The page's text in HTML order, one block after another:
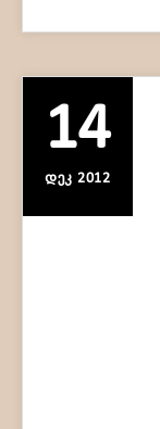
14
ᲓᲔᲙ 2012